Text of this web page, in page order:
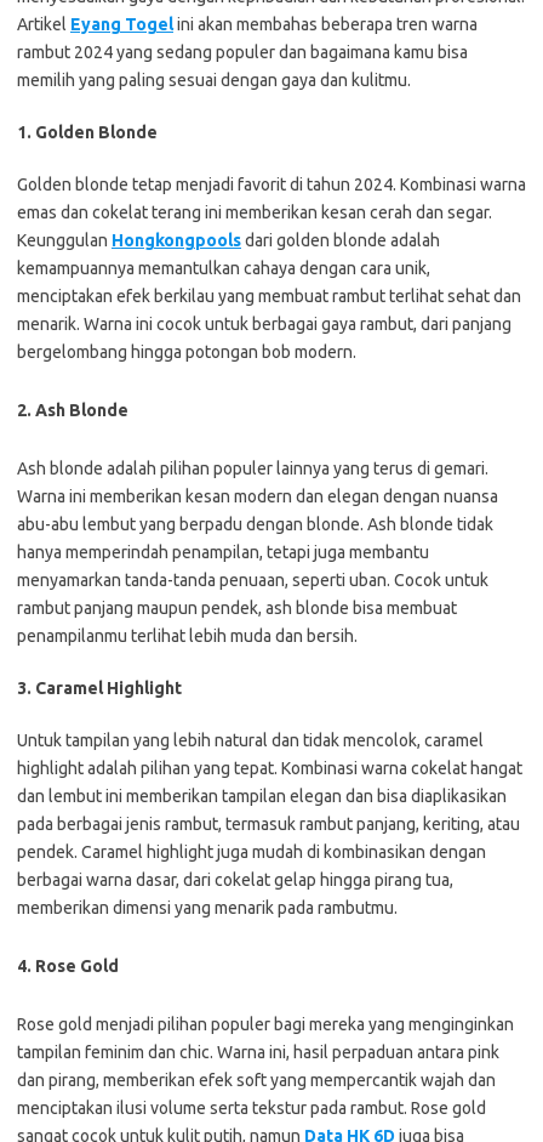
Artikel Eyang Togelini akan membahas beberapa tren warna
rambut 2024 yang sedang populer dan bagaimana kamu bisa
memilih yang paling sesuai dengan gaya dan kulitmu.
1. Golden Blonde
Golden blonde tetap menjadi favorit di tahun 2024. Kombinasi warna
emas dan cokelat terang ini memberikan kesan cerah dan segar.
Keunggulan Hongkongpoolsdari golden blonde adalah
kemampuannya memantulkan cahaya dengan cara unik,
menciptakan efek berkilau yang membuat rambut terlihat sehat dan
menarik. Warna ini cocok untuk berbagai gaya rambut, dari panjang
bergelombang hingga potongan bob modern.
2. Ash Blonde
Ash blonde adalah pilihan populer lainnya yang terus di gemari.
Warna ini memberikan kesan modern dan elegan dengan nuansa
abu-abu lembut yang berpadu dengan blonde. Ash blonde tidak
hanya memperindah penampilan, tetapi juga membantu
menyamarkan tanda-tanda penuaan, seperti uban. Cocok untuk
rambut panjang maupun pendek, ash blonde bisa membuat
penampilanmu terlihat lebih muda dan bersih.
3. Caramel Highlight
Untuk tampilan yang lebih natural dan tidak mencolok, caramel
highlight adalah pilihan yang tepat. Kombinasi warna cokelat hangat
dan lembut ini memberikan tampilan elegan dan bisa diaplikasikan
pada berbagai jenis rambut, termasuk rambut panjang, keriting, atau
pendek. Caramel highlight juga mudah di kombinasikan dengan
berbagai warna dasar, dari cokelat gelap hingga pirang tua,
memberikan dimensi yang menarik pada rambutmu.
4. Rose Gold
Rose gold menjadi pilihan populer bagi mereka yang menginginkan
tampilan feminim dan chic. Warna ini, hasil perpaduan antara pink
dan pirang, memberikan efek soft yang mempercantik wajah dan
menciptakan ilusi volume serta tekstur pada rambut. Rose gold
sangat cocok untuk kulit putih, namun Data HK 6D juga bisa